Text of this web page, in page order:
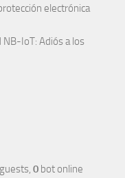
electrónica
IoT: Adiós a los
guests, 0 bot online